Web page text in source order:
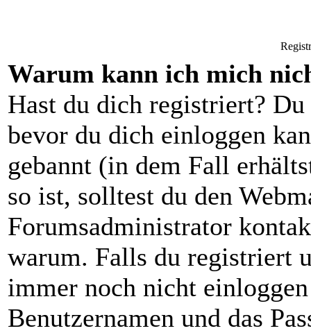
Warum kann ich mich
Hast du dich registriert?
bevor du dich einloggen
gebannt (in dem Fall
so ist, solltest du den
Forumsadministrator
warum. Falls du registriert
immer noch nicht
Benutzernamen und das